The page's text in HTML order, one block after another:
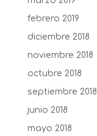
febrero 2019
diciembre 2018
noviembre 2018
octubre 2018
septiembre 2018
junio 2018
mayo 2018